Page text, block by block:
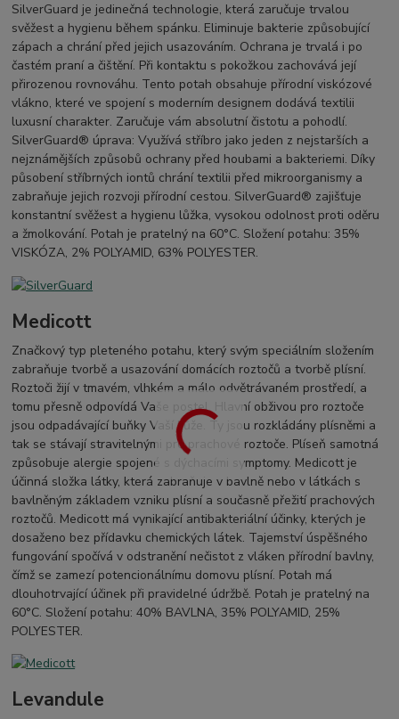
SilverGuard je jedinečná technologie, která zaručuje trvalou
svěžest a hygienu během spánku. Eliminuje bakterie způsobující
zápach a chrání před jejich usazováním. Ochrana je trvalá i po
častém praní a čištění. Při kontaktu s pokožkou zachovává její
přirozenou rovnováhu. Tento potah obsahuje přírodní viskózové
vlákno, které ve spojení s moderním designem dodává textilii
luxusní charakter. Zaručuje vám absolutní čistotu a pohodlí.
SilverGuard® úprava: Využívá stříbro jako jeden z nejstarších a
nejznámějších způsobů ochrany před houbami a bakteriemi. Díky
působení stříbrných iontů chrání textilii před mikroorganismy a
zabraňuje jejich rozvoji přírodní cestou. SilverGuard® zajišťuje
konstantní svěžest a hygienu lůžka, vysokou odolnost proti oděru
a žmolkování. Potah je pratelný na 60°C. Složení potahu: 35%
VISKÓZA, 2% POLYAMID, 63% POLYESTER.
Medicott
Značkový typ pleteného potahu, který svým speciálním složením
zabraňuje tvorbě a usazování domácích roztočů a tvorbě plísní.
Roztoči žijí v tmavém, vlhkém a málo odvětrávaném prostředí, a
tomu přesně odpovídá Vaše postel. Hlavní obživou pro roztoče
jsou odpadávající buňky Vaší kůže. Ty jsou rozkládány plísněmi a
tak se stávají stravitelnými pro prachové roztoče. Plíseň samotná
způsobuje alergie spojené s dýchacími symptomy. Medicott je
účinná složka látky, která zabraňuje v bavlně nebo v látkách s
bavlněným základem vzniku plísní a současně přežití prachových
roztočů. Medicott má vynikající antibakteriální účinky, kterých je
dosaženo bez přídavku chemických látek. Tajemství úspěšného
fungování spočívá v odstranění nečistot z vláken přírodní bavlny,
čímž se zamezí potencionálnímu domovu plísní. Potah má
dlouhotrvající účinek při pravidelné údržbě. Potah je pratelný na
60°C. Složení potahu: 40% BAVLNA, 35% POLYAMID, 25%
POLYESTER.
Levandule